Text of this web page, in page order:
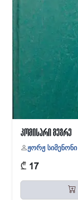
კომისარი მეგრე
ჟორჟ სიმენონი
₾ 17